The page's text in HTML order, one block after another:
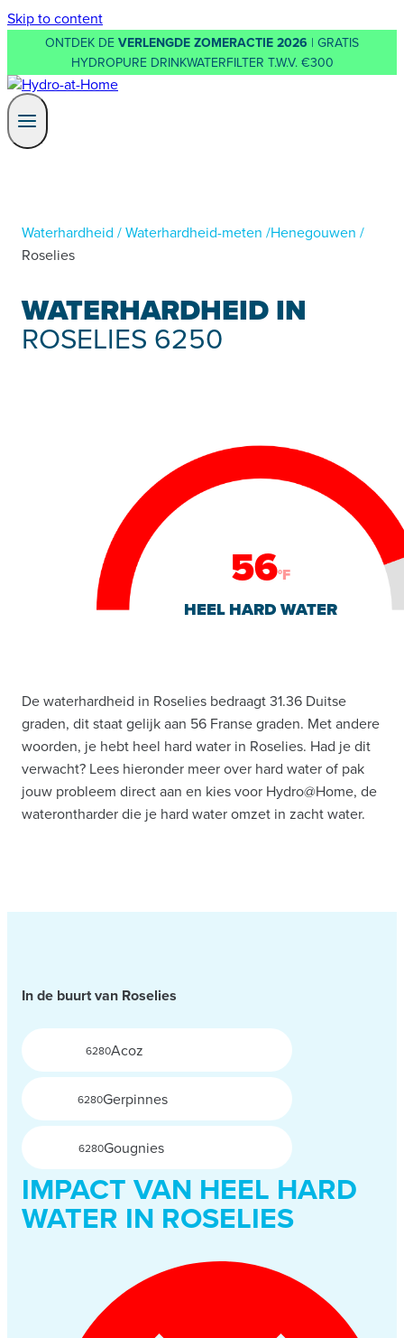
Skip to content
ONTDEK DE VERLENGDE ZOMERACTIE 2026 | GRATIS
HYDROPURE DRINKWATERFILTER T.W.V. €300
Waterhardheid /Waterhardheid-meten /Henegouwen /
Roselies
WATERHARDHEID IN
ROSELIES 6250
56°F
HEEL HARD WATER
De waterhardheid in Roselies bedraagt 31.36 Duitse
graden, dit staat gelijk aan 56 Franse graden. Met andere
woorden, je hebt heel hard water in Roselies. Had je dit
verwacht? Lees hieronder meer over hard water of pak
jouw probleem direct aan en kies voor Hydro@Home, de
waterontharder die je hard water omzet in zacht water.
In de buurt van Roselies
6280Acoz
6280Gerpinnes
6280Gougnies
IMPACT VAN HEEL HARD
WATER IN ROSELIES